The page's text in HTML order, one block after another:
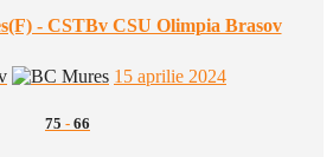
- CSTBv CSU Olimpia Brasov
15 aprilie 2024
75 - 66